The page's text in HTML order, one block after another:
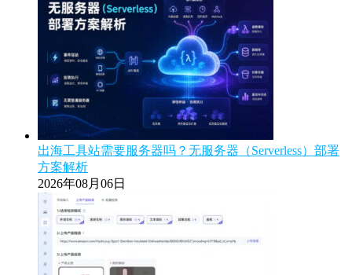
出海工具站需要服务器吗？无服务器（Serverless）部署
方案解析
2026年08月06日